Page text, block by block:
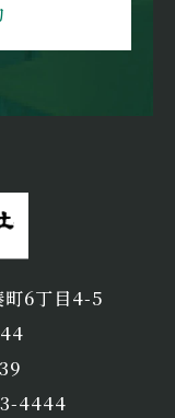
町6丁目4-5
4444